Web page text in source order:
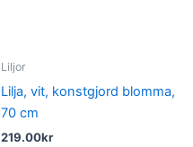
Liljor
Lilja, vit, konstgjord blomma,
70 cm
219.00kr